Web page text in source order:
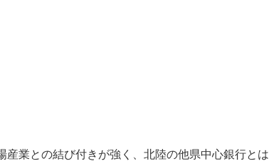
業との結び付きが強く、北陸の他県中心銀行とは